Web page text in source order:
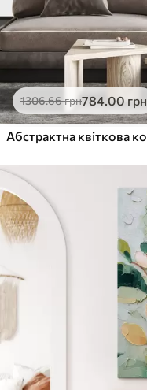
1306.66грн784.00 грн